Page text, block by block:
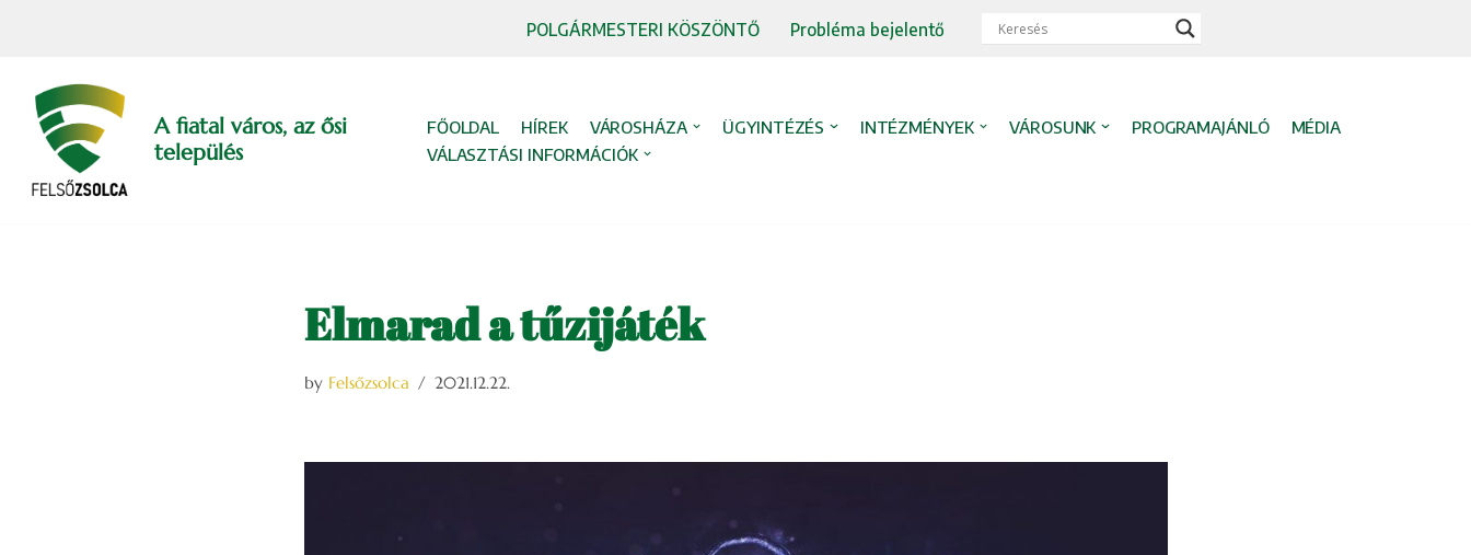
content
POLGÁRMESTERI KÖSZÖNTŐ Probléma bejelentő
A fiatal város, az ősi
település
FŐOLDAL HÍREK VÁROSHÁZA ÜGYINTÉZÉS INTÉZMÉNYEK VÁROSUNK PROGRAMAJÁNLÓ
MÉDIA
VÁLASZTÁSI INFORMÁCIÓK
Elmarad a tűzijáték
by Felsőzsolca 2021.12.22.